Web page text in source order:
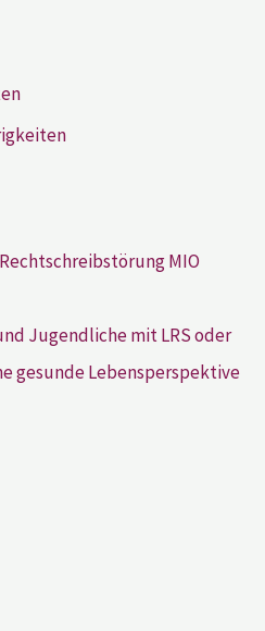
Jugendliche mit LRS oder
gesunde Lebensperspektive